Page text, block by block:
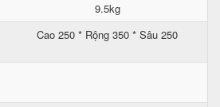
9.5kg
Cao 250 * Rộng 350 * Sâu 250